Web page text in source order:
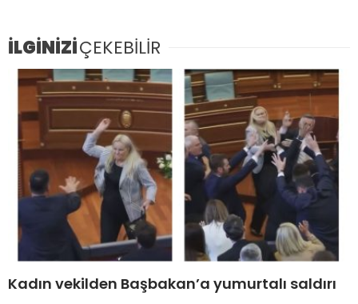
İLGİNİZİÇEKEBİLİR
Kadın vekilden Başbakan’a yumurtalı saldırı